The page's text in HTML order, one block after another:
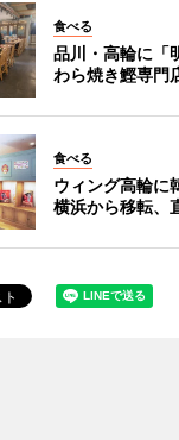
食べる
品川・高輪に「
わら焼き鰹専門
食べる
ウィング高輪に
横浜から移転、